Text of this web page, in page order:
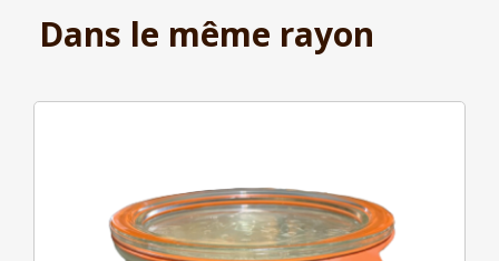
Dans le même rayon